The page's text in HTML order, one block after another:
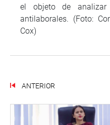
el objeto de
antilaborales. (Foto:
Cox)
ANTERIOR